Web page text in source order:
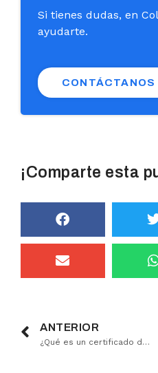
Si tienes dudas, en
ayudarte.
CONTÁCTANOS
¡Comparte esta
ANTERIOR
¿Qué es un certificado de seguridad SSL?